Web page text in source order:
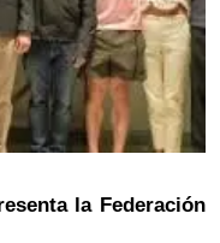
la Federación